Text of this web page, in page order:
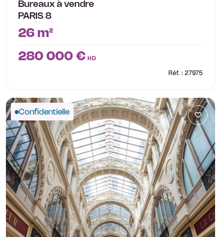
Bureaux à vendre
PARIS 8
26 m²
280 000 € HD
Réf. : 27975
Confidentielle